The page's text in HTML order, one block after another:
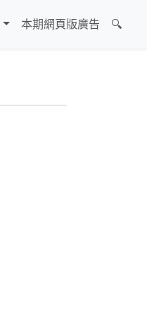
本期網頁版廣告 🔍